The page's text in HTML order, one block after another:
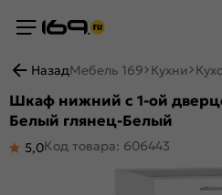
НазадМебель 169 Кухни
Шкаф нижний с 1-ой
Белый глянец-Белый
5,0Код товара: 606443